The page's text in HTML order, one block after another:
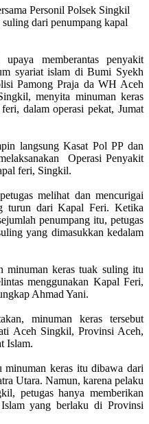
Personil Polsek Singkil
dari penumpang kapal
upaya memberantas penyakit
syariat islam di Bumi Syekh
Pamong Praja da WH Aceh
menyita minuman keras
dalam operasi pekat, Jumat
langsung Kasat Pol PP dan
Operasi Penyakit
feri, Singkil.
melihat dan mencurigai
turun dari Kapal Feri. Ketika
penumpang itu, petugas
yang dimasukkan kedalam
minuman keras tuak suling itu
menggunakan Kapal Feri,
Ahmad Yani.
minuman keras tersebut
Aceh Singkil, Provinsi Aceh,
Islam.
keras itu dibawa dari
Utara. Namun, karena pelaku
petugas hanya memberikan
yang berlaku di Provinsi